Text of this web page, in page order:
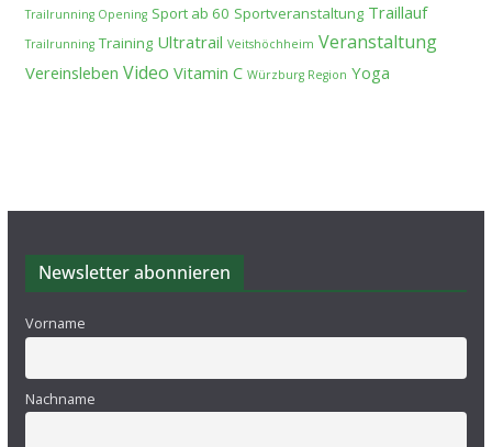
Trailrunning Opening Sport ab 60 Sportveranstaltung Traillauf
Trailrunning Training Ultratrail Veitshöchheim Veranstaltung
Vereinsleben Video Vitamin C Würzburg Region Yoga
Newsletter abonnieren
Vorname
Nachname